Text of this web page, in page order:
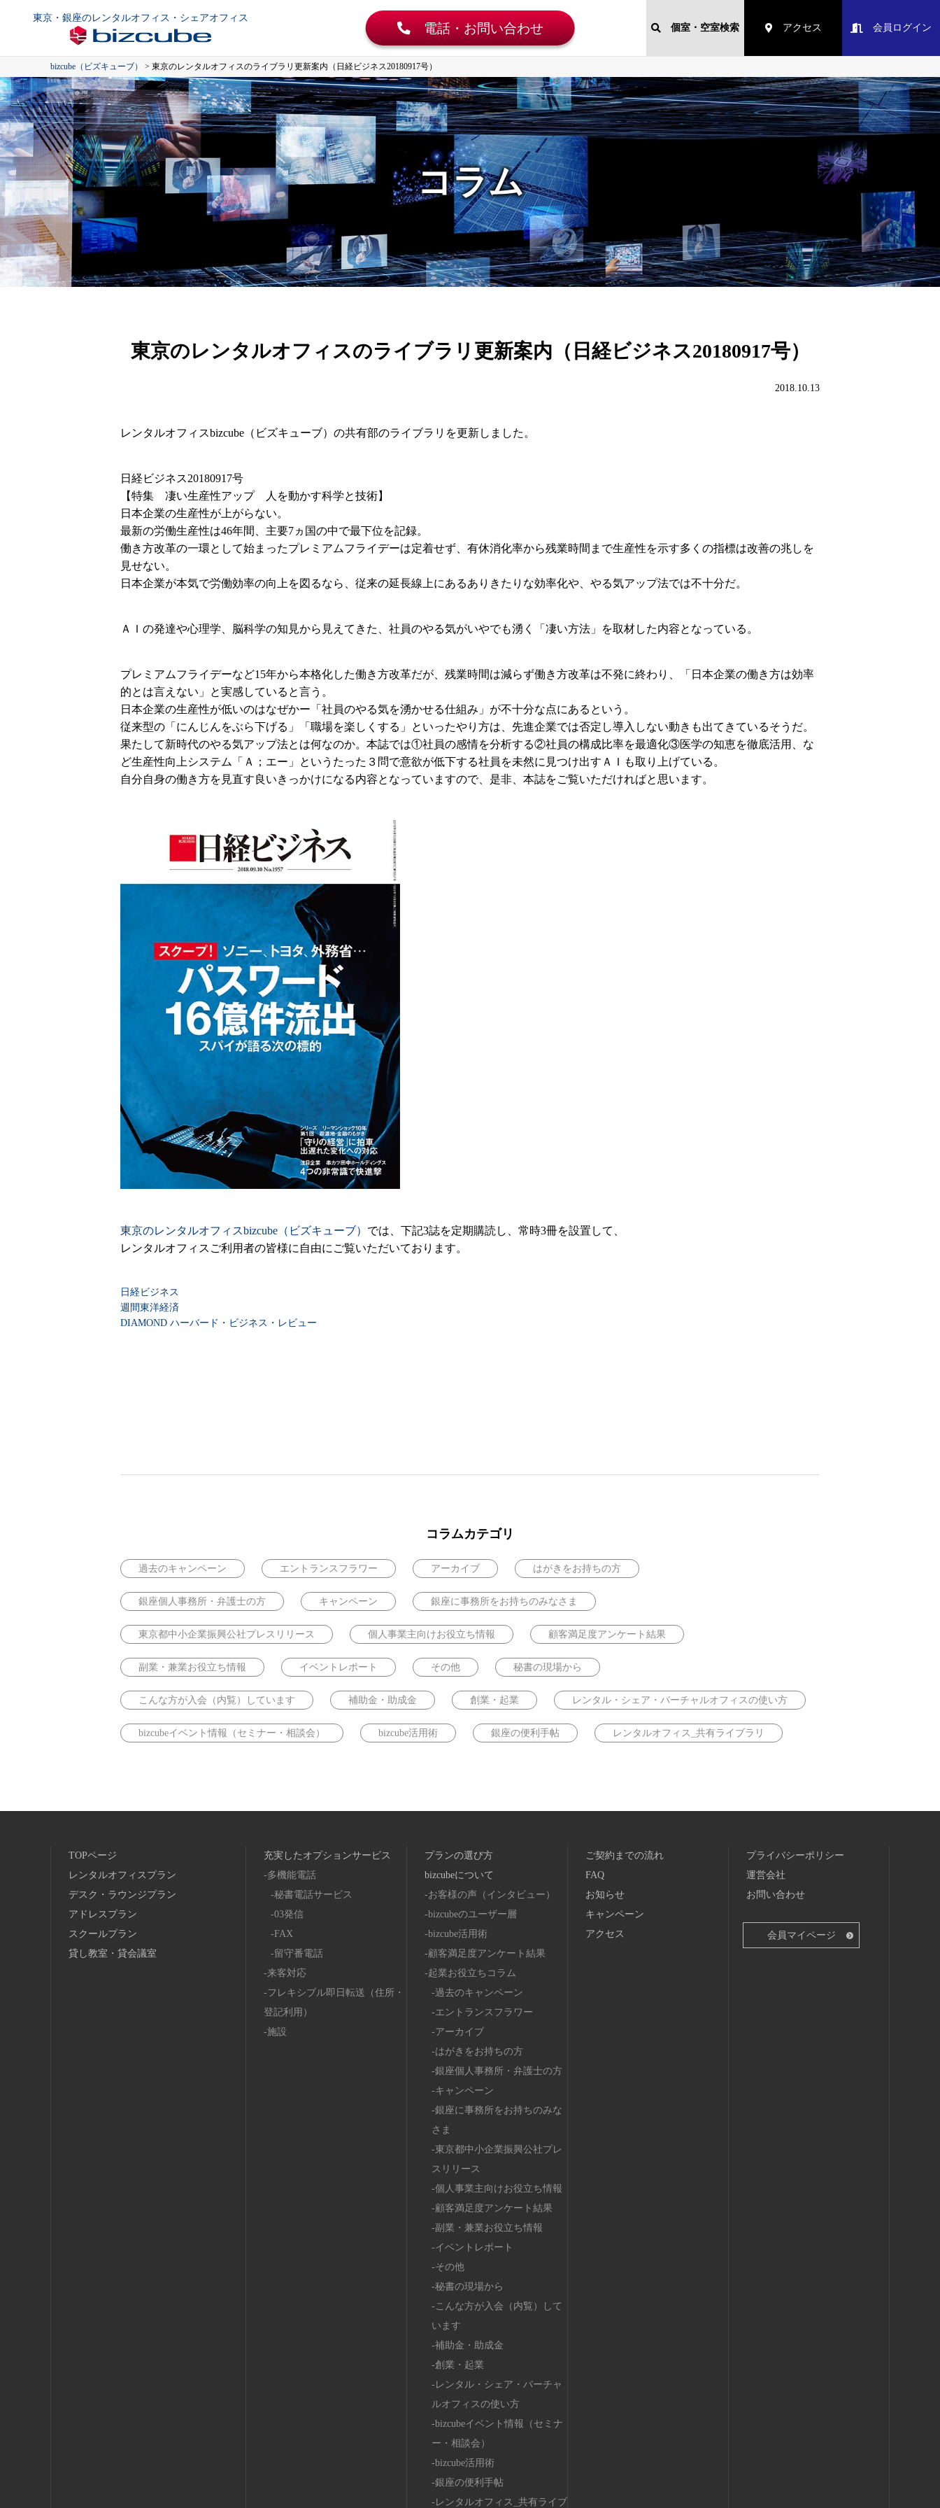
東京・銀座のレンタルオフィス・シェアオフィス
電話・お問い合わせ 個室・空室検索 アクセス 会員ログイン
bizcube（ビズキューブ） > 東京のレンタルオフィスのライブラリ更新案内（日経ビジネス20180917号）
コラム
東京のレンタルオフィスのライブラリ更新案内（日経ビジネス20180917号）
2018.10.13
レンタルオフィスbizcube（ビズキューブ）の共有部のライブラリを更新しました。
日経ビジネス20180917号
【特集 凄い生産性アップ 人を動かす科学と技術】
日本企業の生産性が上がらない。
最新の労働生産性は46年間、主要7ヵ国の中で最下位を記録。
働き方改革の一環として始まったプレミアムフライデーは定着せず、有休消化率から残業時間まで生産性を示す多くの指標は改善の兆しを
見せない。
日本企業が本気で労働効率の向上を図るなら、従来の延長線上にあるありきたりな効率化や、やる気アップ法では不十分だ。
ＡＩの発達や心理学、脳科学の知見から見えてきた、社員のやる気がいやでも湧く「凄い方法」を取材した内容となっている。
プレミアムフライデーなど15年から本格化した働き方改革だが、残業時間は減らず働き方改革は不発に終わり、「日本企業の働き方は効率
的とは言えない」と実感していると言う。
日本企業の生産性が低いのはなぜかー「社員のやる気を湧かせる仕組み」が不十分な点にあるという。
従来型の「にんじんをぶら下げる」「職場を楽しくする」といったやり方は、先進企業では否定し導入しない動きも出てきているそうだ。
果たして新時代のやる気アップ法とは何なのか。本誌では①社員の感情を分析する②社員の構成比率を最適化③医学の知恵を徹底活用、な
ど生産性向上システム「Ａ；エー」というたった３問で意欲が低下する社員を未然に見つけ出すＡＩも取り上げている。
自分自身の働き方を見直す良いきっかけになる内容となっていますので、是非、本誌をご覧いただければと思います。
東京のレンタルオフィスbizcube（ビズキューブ） では、下記3誌を定期購読し、常時3冊を設置して、
レンタルオフィスご利用者の皆様に自由にご覧いただいております。
日経ビジネス
週間東洋経済
DIAMOND ハーバード・ビジネス・レビュー
コラムカテゴリ
過去のキャンペーン エントランスフラワー アーカイブ はがきをお持ちの方
銀座個人事務所・弁護士の方 キャンペーン 銀座に事務所をお持ちのみなさま
東京都中小企業振興公社プレスリリース 個人事業主向けお役立ち情報 顧客満足度アンケート結果
副業・兼業お役立ち情報 イベントレポート その他 秘書の現場から
こんな方が入会（内覧）しています 補助金・助成金 創業・起業 レンタル・シェア・バーチャルオフィスの使い方
bizcubeイベント情報（セミナー・相談会） bizcube活用術 銀座の便利手帖 レンタルオフィス_共有ライブラリ
TOPページ
レンタルオフィスプラン
デスク・ラウンジプラン
アドレスプラン
スクールプラン
貸し教室・貸会議室
充実したオプションサービス
多機能電話
秘書電話サービス
03発信
FAX
留守番電話
来客対応
フレキシブル即日転送（住所・
登記利用）
施設
プランの選び方
bizcubeについて
お客様の声（インタビュー）
bizcubeのユーザー層
bizcube活用術
顧客満足度アンケート結果
起業お役立ちコラム
過去のキャンペーン
エントランスフラワー
アーカイブ
はがきをお持ちの方
銀座個人事務所・弁護士の方
キャンペーン
銀座に事務所をお持ちのみな
さま
東京都中小企業振興公社プレ
スリリース
個人事業主向けお役立ち情報
顧客満足度アンケート結果
副業・兼業お役立ち情報
イベントレポート
その他
秘書の現場から
こんな方が入会（内覧）して
います
補助金・助成金
創業・起業
レンタル・シェア・バーチャ
ルオフィスの使い方
bizcubeイベント情報（セミナ
ー・相談会）
bizcube活用術
銀座の便利手帖
レンタルオフィス_共有ライブ
ご契約までの流れ
FAQ
お知らせ
キャンペーン
アクセス
プライバシーポリシー
運営会社
お問い合わせ
会員マイページ